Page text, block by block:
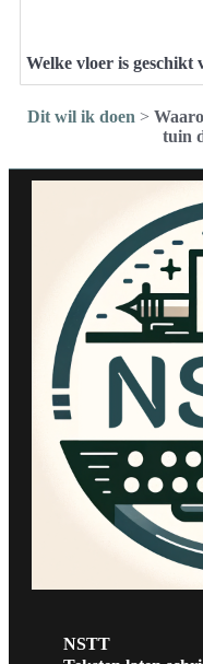
Welke vloer is geschikt
Dit wil ik doen >
tuin
NSTT